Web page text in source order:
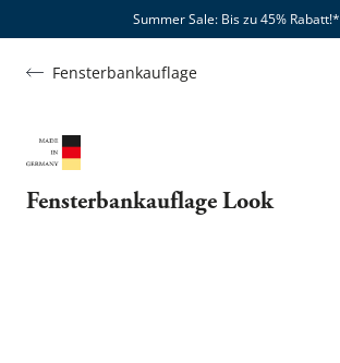
Summer Sale: Bis zu 45% Rabatt!*​
Fensterbankauflage
Fensterbankauflage Look